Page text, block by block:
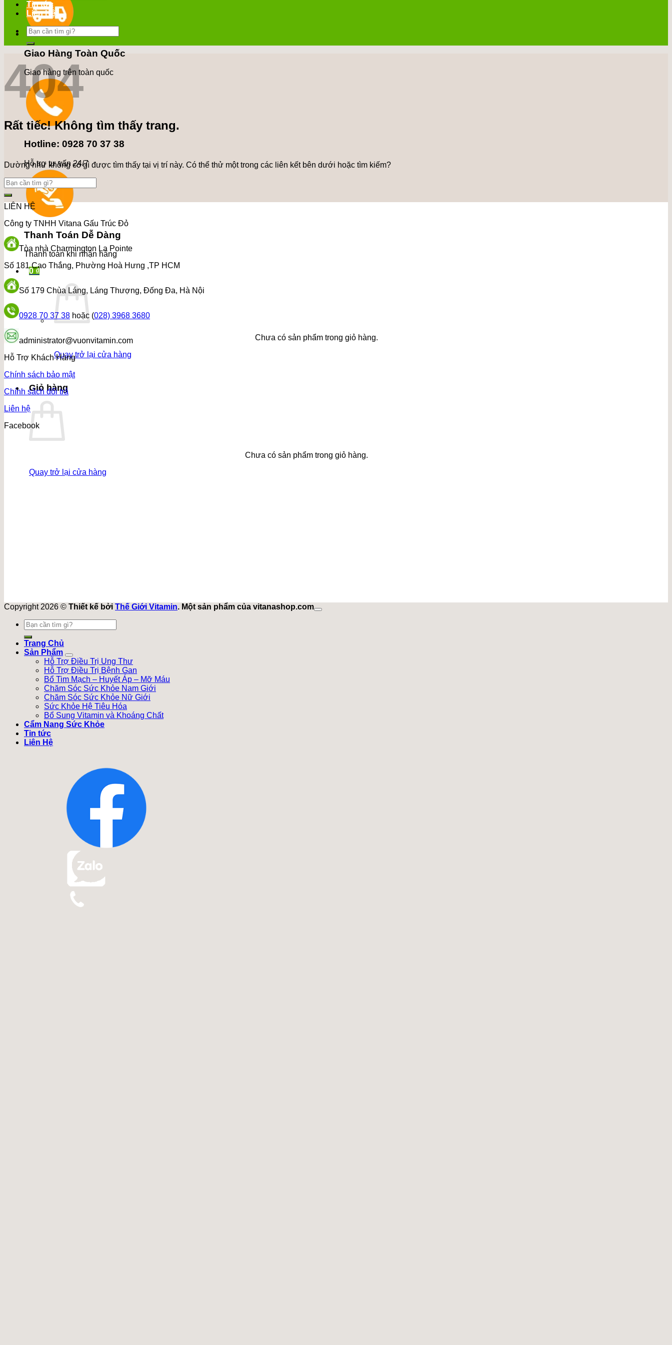
Giao Hàng Toàn Quốc
Giao hàng trên toàn quốc
Hotline: 0928 70 37 38
Hỗ trợ tư vấn 24/7
Thanh Toán Dễ Dàng
Thanh toán khi nhận hàng
0₫
Chưa có sản phẩm trong giỏ hàng.
Quay trở lại cửa hàng
Giỏ hàng
Chưa có sản phẩm trong giỏ hàng.
Quay trở lại cửa hàng
Tin tức
Liên Hệ
Tìm
kiếm:
404
Rất tiếc! Không tìm thấy trang.
Dường như không có gì được tìm thấy tại vị trí này. Có thể thử một trong các liên kết bên dưới hoặc tìm kiếm?
LIÊN HỆ
Công ty TNHH Vitana Gấu Trúc Đỏ
Tòa nhà Charmington La Pointe
Số 181 Cao Thắng, Phường Hoà Hưng ,TP HCM
Số 179 Chùa Láng, Láng Thượng, Đống Đa, Hà Nội
0928 70 37 38 hoặc (028) 3968 3680
administrator@vuonvitamin.com
Hỗ Trợ Khách Hàng
Chính sách bảo mật
Chính sách đổi trả
Liên hệ
Facebook
Copyright 2026 © Thiết kế bởi Thế Giới Vitamin. Một sản phẩm của vitanashop.com
Tìm
kiếm:
Trang Chủ
Sản Phẩm
Hỗ Trợ Điều Trị Ung Thư
Hỗ Trợ Điều Trị Bệnh Gan
Bổ Tim Mạch – Huyết Áp – Mỡ Máu
Chăm Sóc Sức Khỏe Nam Giới
Chăm Sóc Sức Khỏe Nữ Giới
Sức Khỏe Hệ Tiêu Hóa
Bổ Sung Vitamin và Khoáng Chất
Cẩm Nang Sức Khỏe
Tin tức
Liên Hệ